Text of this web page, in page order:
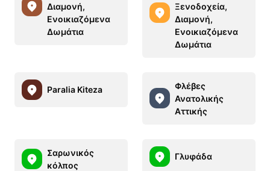
Διαμονή,
Ενοικιαζόμενα
Δωμάτια
Ξενοδοχεία,
Διαμονή,
Ενοικιαζόμενα
Δωμάτια
Paralia Kiteza
Φλέβες
Ανατολικής
Αττικής
Σαρωνικός
κόλπος
Γλυφάδα